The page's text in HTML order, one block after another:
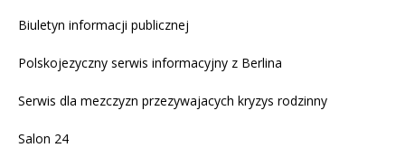
Biuletyn informacji publicznej
Polskojezyczny serwis informacyjny z Berlina
Serwis dla mezczyzn przezywajacych kryzys rodzinny
Salon 24